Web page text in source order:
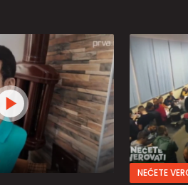
NEĆETE